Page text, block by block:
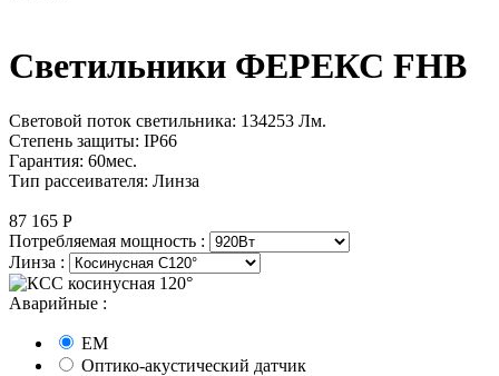
Светильники ФЕРЕКС FHB
Световой поток светильника: 134253 Лм.
Степень защиты: IP66
Гарантия: 60мес.
Тип рассеивателя: Линза
87 165 Р
Потребляемая мощность :
Линза :
Аварийные :
EM
Оптико-акустический датчик